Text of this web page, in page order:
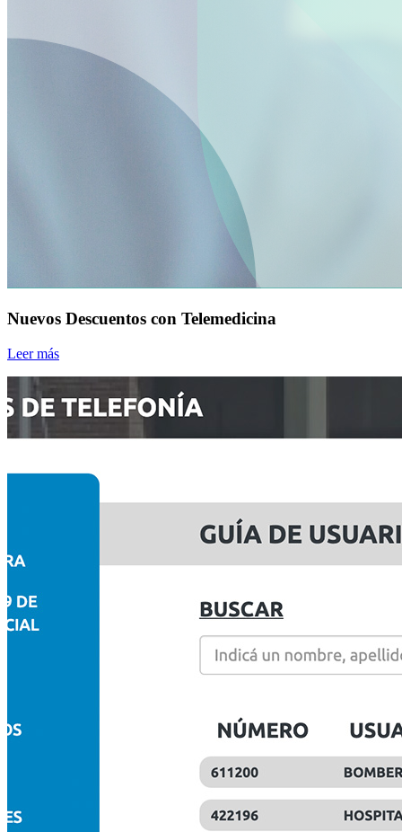
Nuevos Descuentos con Telemedicina
Leer más